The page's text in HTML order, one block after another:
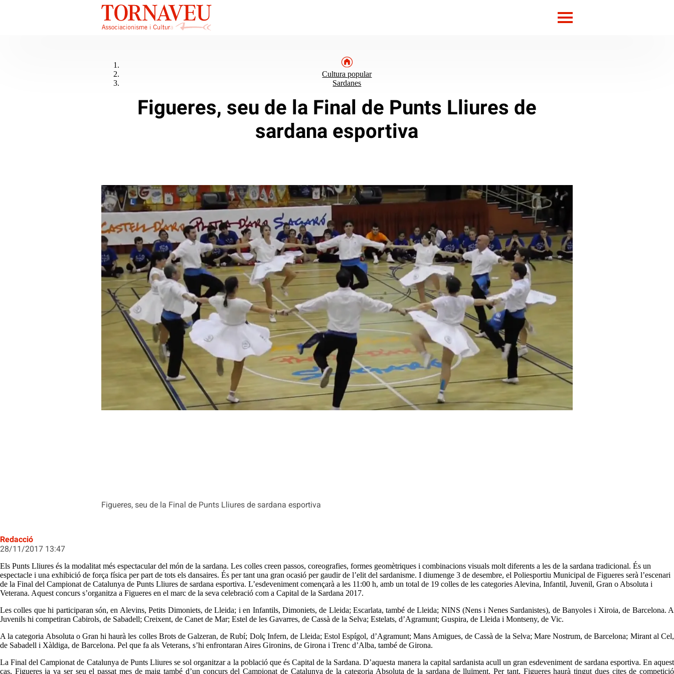
Figueres, seu de la Final de Punts Lliures de sardana esportiva
Cultura popular
Sardanes
Figueres, seu de la Final de Punts Lliures de
sardana esportiva
Redacció
28/11/2017 13:47
Els Punts Lliures és la modalitat més espectacular del món de la sardana. Les colles creen passos, coreografies, formes geomètriques i combinacions visuals molt diferents a les de la sardana tradicional. És un
espectacle i una exhibició de força física per part de tots els dansaires. És per tant una gran ocasió per gaudir de l’elit del sardanisme. I diumenge 3 de desembre, el Poliesportiu Municipal de Figueres serà l’escenari
de la Final del Campionat de Catalunya de Punts Lliures de sardana esportiva. L’esdeveniment començarà a les 11:00 h, amb un total de 19 colles de les categories Alevina, Infantil, Juvenil, Gran o Absoluta i
Veterana. Aquest concurs s’organitza a Figueres en el marc de la seva celebració com a Capital de la Sardana 2017.
Les colles que hi participaran són, en Alevins, Petits Dimoniets, de Lleida; i en Infantils, Dimoniets, de Lleida; Escarlata, també de Lleida; NINS (Nens i Nenes Sardanistes), de Banyoles i Xiroia, de Barcelona. A
Juvenils hi competiran Cabirols, de Sabadell; Creixent, de Canet de Mar; Estel de les Gavarres, de Cassà de la Selva; Estelats, d’Agramunt; Guspira, de Lleida i Montseny, de Vic.
A la categoria Absoluta o Gran hi haurà les colles Brots de Galzeran, de Rubí; Dolç Infern, de Lleida; Estol Espígol, d’Agramunt; Mans Amigues, de Cassà de la Selva; Mare Nostrum, de Barcelona; Mirant al Cel,
de Sabadell i Xàldiga, de Barcelona. Pel que fa als Veterans, s’hi enfrontaran Aires Gironins, de Girona i Trenc d’Alba, també de Girona.
La Final del Campionat de Catalunya de Punts Lliures se sol organitzar a la població que és Capital de la Sardana. D’aquesta manera la capital sardanista acull un gran esdeveniment de sardana esportiva. En aquest
cas, Figueres ja va ser seu el passat mes de maig també d’un concurs del Campionat de Catalunya de la categoria Absoluta de la sardana de lluïment. Per tant, Figueres haurà tingut dues cites de competició